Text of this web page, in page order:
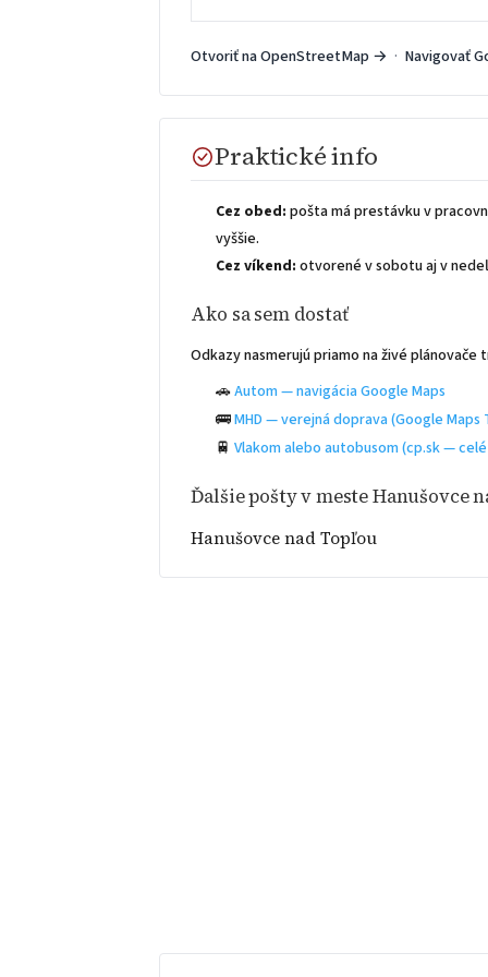
Otvoriť na OpenStreetMap → · Navigovať
Praktické info
Cez obed: pošta má prestávku v
vyššie.
Cez víkend: otvorené v sobotu aj v
Ako sa sem dostať
Odkazy nasmerujú priamo na živé
🚗Autom — navigácia Google Maps
🚌MHD — verejná doprava (Google Maps
🚆 Vlakom alebo autobusom (cp.sk —
Ďalšie pošty v meste Hanušovce
Hanušovce nad Topľou